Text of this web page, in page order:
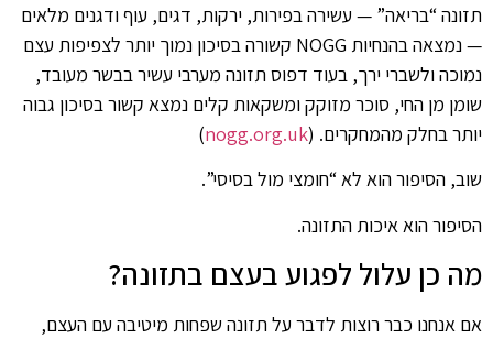
תזונה “בריאה” — עשירה בפירות, ירקות, דגים, עוף ודגנים מלאים
— נמצאה בהנחיות NOGG קשורה בסיכון נמוך יותר לצפיפות עצם
נמוכה ולשברי ירך, בעוד דפוס תזונה מערבי עשיר בבשר מעובד,
שומן מן החי, סוכר מזוקק ומשקאות קלים נמצא קשור בסיכון גבוה
יותר בחלק מהמחקרים. (nogg.org.uk
)
שוב, הסיפור הוא לא “חומצי מול בסיסי”.
הסיפור הוא איכות התזונה.
מה כן עלול לפגוע בעצם בתזונה?
אם אנחנו כבר רוצות לדבר על תזונה שפחות מיטיבה עם העצם,